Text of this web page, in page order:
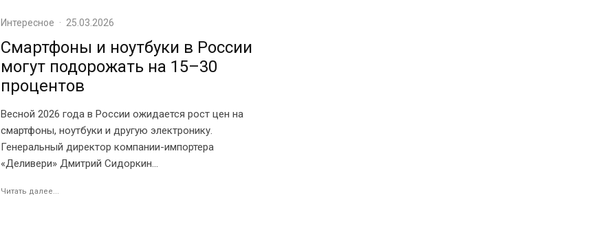
Интересное · 25.03.2026
Смартфоны и ноутбуки в России
могут подорожать на 15–30
процентов
Весной 2026 года в России ожидается рост цен на
смартфоны, ноутбуки и другую электронику.
Генеральный директор компании-импортера
«Деливери» Дмитрий Сидоркин...
Читать далее...